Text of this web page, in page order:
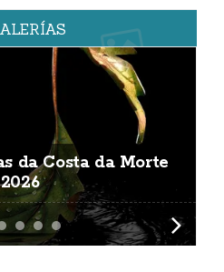
da Costa da Morte
2026